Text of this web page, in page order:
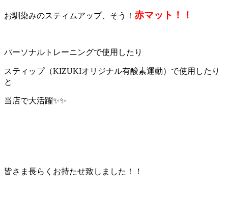
お馴染みのスティムアップ、そう！ 赤マット ！ ！
パーソナルトレーニングで使用したり
スティップ（KIZUKIオリジナル有酸素運動）で使用したり
と
当店で大活躍✨✨
皆さま長らくお持たせ致しました！！